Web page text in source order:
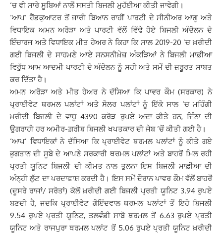
‘ਚ ਵੀ ਸਾਰੇ ਸੂਬਿਆਂ ਨਾਲੋਂ ਸਸਤੀ ਬਿਜਲੀ ਮੁਹੱਈਆ ਕੀਤੀ ਜਾਵੇਗੀ।
‘ਆਪ’ ਹੈੱਡਕੁਆਟਰ ਤੋਂ ਜਾਰੀ ਬਿਆਨ ਰਾਹੀਂ ਪਾਰਟੀ ਦੇ ਸੀਨੀਅਰ ਆਗੂ ਅਤੇ
ਵਿਧਾਇਕ ਅਮਨ ਅਰੋੜਾ ਅਤੇ ਪਾਰਟੀ ਵੱਲੋਂ ਵਿੱਢੇ ਹੋਏ ਬਿਜਲੀ ਅੰਦੋਲਨ ਦੇ
ਇੰਚਾਰਜ ਅਤੇ ਵਿਧਾਇਕ ਮੀਤ ਹੇਅਰ ਨੇ ਕਿਹਾ ਕਿ ਸਾਲ 2019-20 ‘ਚ ਖ਼ਰੀਦੀ
ਗਈ ਬਿਜਲੀ ਦੇ ਸਾਹਮਣੇ ਆਏ ਸਨਸਨੀਖ਼ੇਜ਼ ਅੰਕੜਿਆਂ ਨੇ ਬਿਜਲੀ ਮਾਫ਼ੀਆ
ਵਿਰੁੱਧ ਆਮ ਆਦਮੀ ਪਾਰਟੀ ਦੇ ਅੰਦੋਲਨ ਨੂੰ ਸਹੀ ਅਤੇ ਸਮੇਂ ਦੀ ਜ਼ਰੂਰਤ ਸਾਬਤ
ਕਰ ਦਿੱਤਾ ਹੈ।
ਅਮਨ ਅਰੋੜਾ ਅਤੇ ਮੀਤ ਹੇਅਰ ਨੇ ਦੱਸਿਆ ਕਿ ਪਾਵਰ ਕੌਮ (ਸਰਕਾਰ) ਨੇ
ਪ੍ਰਾਈਵੇਟ ਥਰਮਲ ਪਲਾਂਟਾਂ ਅਤੇ ਸੋਲਰ ਪਲਾਂਟਾਂ ਨੂੰ ਇੱਕੋ ਸਾਲ ‘ਚ ਮਹਿੰਗੀ
ਖ਼ਰੀਦੀ ਬਿਜਲੀ ਦੇ ਵਾਧੂ 4390 ਕਰੋੜ ਰੁਪਏ ਅਦਾ ਕੀਤੇ ਹਨ, ਜਿੰਨਾ ਦੀ
ਉਗਰਾਹੀ ਹਰ ਅਮੀਰ-ਗ਼ਰੀਬ ਬਿਜਲੀ ਖਪਤਕਾਰ ਦੀ ਜੇਬ ‘ਚੋਂ ਕੀਤੀ ਗਈ ਹੈ।
‘ਆਪ’ ਵਿਧਾਇਕਾਂ ਨੇ ਦੱਸਿਆ ਕਿ ਪ੍ਰਾਈਵੇਟ ਥਰਮਲ ਪਲਾਂਟਾਂ ਨੂੰ ਕੀਤੇ ਗਏ
ਭੁਗਤਾਨ ਦੀ ਸੂਬੇ ਦੇ ਆਪਣੇ ਸਰਕਾਰੀ ਥਰਮਲ ਪਲਾਂਟਾਂ ਅਤੇ ਬਾਹਰੋਂ ਮਿਲ ਰਹੀ
ਪ੍ਰਤੀ ਯੂਨਿਟ ਬਿਜਲੀ ਦੀ ਕੀਮਤ ਨਾਲ ਤੁਲਨਾ ਇਸ ਬਿਜਲੀ ਮਾਫ਼ੀਆ ਦੀ
ਅੰਨ੍ਹੀ ਲੁੱਟ ਦਾ ਪਰਦਾਫਾਸ਼ ਕਰਦੀ ਹੈ। ਇਸ ਸਮੇਂ ਦੌਰਾਨ ਪਾਵਰ ਕੌਮ ਵੱਲੋਂ ਬਾਹਰੋਂ
(ਦੂਸਰੇ ਰਾਜਾਂ/ ਸਰੋਤਾਂ) ਕੋਲੋਂ ਖ਼ਰੀਦੀ ਗਈ ਬਿਜਲੀ ਪ੍ਰਤੀ ਯੂਨਿਟ 3.94 ਰੁਪਏ
ਬਣਦੀ ਹੈ, ਜਦਕਿ ਪ੍ਰਾਈਵੇਟ ਗੋਇੰਦਵਾਲ ਥਰਮਲ ਪਲਾਂਟਾਂ ਤੋਂ ਇਹੋ ਬਿਜਲੀ
9.54 ਰੁਪਏ ਪ੍ਰਤੀ ਯੂਨਿਟ, ਤਲਵੰਡੀ ਸਾਬੋ ਥਰਮਲ ਤੋਂ 6.63 ਰੁਪਏ ਪ੍ਰਤੀ
ਯੂਨਿਟ ਅਤੇ ਰਾਜਪੁਰਾ ਥਰਮਲ ਪਲਾਂਟ ਤੋਂ 5.06 ਰੁਪਏ ਪ੍ਰਤੀ ਯੂਨਿਟ ਖ਼ਰੀਦੀ